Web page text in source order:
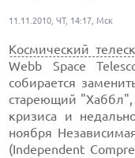
11.11.2010, ЧТ, 14:17, Мск
Космический
Webb Space
собирается
стареющий "Хаббл",
кризиса и
ноября
(Independent